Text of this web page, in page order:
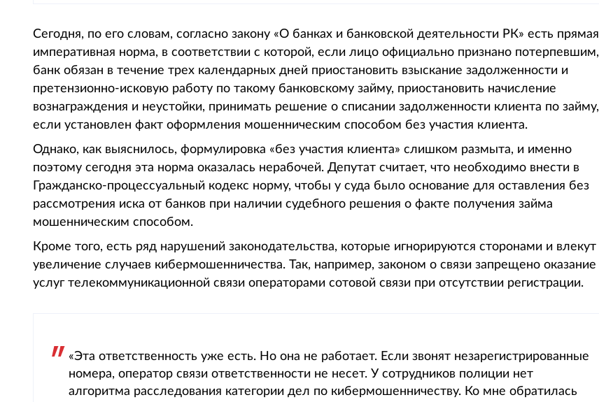
Сегодня, по его словам, согласно закону «О банках и банковской деятельности РК» есть прямая
императивная норма, в соответствии с которой, если лицо официально признано потерпевшим,
банк обязан в течение трех календарных дней приостановить взыскание задолженности и
претензионно-исковую работу по такому банковскому займу, приостановить начисление
вознаграждения и неустойки, принимать решение о списании задолженности клиента по займу,
если установлен факт оформления мошенническим способом без участия клиента.
Однако, как выяснилось, формулировка «без участия клиента» слишком размыта, и именно
поэтому сегодня эта норма оказалась нерабочей. Депутат считает, что необходимо внести в
Гражданско-процессуальный кодекс норму, чтобы у суда было основание для оставления без
рассмотрения иска от банков при наличии судебного решения о факте получения займа
мошенническим способом.
Кроме того, есть ряд нарушений законодательства, которые игнорируются сторонами и влекут
увеличение случаев кибермошенничества. Так, например, законом о связи запрещено оказание
услуг телекоммуникационной связи операторами сотовой связи при отсутствии регистрации.
«Эта ответственность уже есть. Но она не работает. Если звонят незарегистрированные
номера, оператор связи ответственности не несет. У сотрудников полиции нет
алгоритма расследования категории дел по кибермошенничеству. Ко мне обратилась